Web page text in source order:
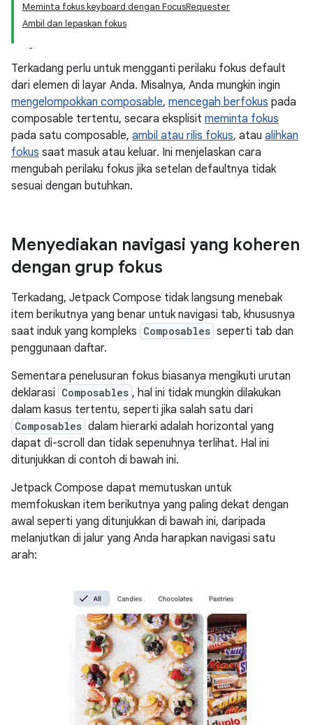
Meminta fokus keyboard dengan FocusRequester
Ambil dan lepaskan fokus
Terkadang perlu untuk mengganti perilaku fokus default
dari elemen di layar Anda. Misalnya, Anda mungkin ingin
mengelompokkan composable, mencegah berfokus pada
composable tertentu, secara eksplisit meminta fokus
pada satu composable, ambil atau rilis fokus, atau alihkan
fokus saat masuk atau keluar. Ini menjelaskan cara
mengubah perilaku fokus jika setelan defaultnya tidak
sesuai dengan butuhkan.
Menyediakan navigasi yang koheren
dengan grup fokus
Terkadang, Jetpack Compose tidak langsung menebak
item berikutnya yang benar untuk navigasi tab, khususnya
saat induk yang kompleks Composables seperti tab dan
penggunaan daftar.
Sementara penelusuran fokus biasanya mengikuti urutan
deklarasi Composables , hal ini tidak mungkin dilakukan
dalam kasus tertentu, seperti jika salah satu dari
Composables dalam hierarki adalah horizontal yang
dapat di-scroll dan tidak sepenuhnya terlihat. Hal ini
ditunjukkan di contoh di bawah ini.
Jetpack Compose dapat memutuskan untuk
memfokuskan item berikutnya yang paling dekat dengan
awal seperti yang ditunjukkan di bawah ini, daripada
melanjutkan di jalur yang Anda harapkan navigasi satu
arah: